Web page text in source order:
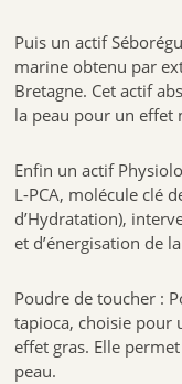
Puis un actif
marine obtenu par
Bretagne. Cet actif
la peau pour un effet
Enfin un actif
L-PCA, molécule clé
d’Hydratation),
et d’énergisation de
Poudre de toucher :
tapioca, choisie pour
effet gras. Elle
peau.